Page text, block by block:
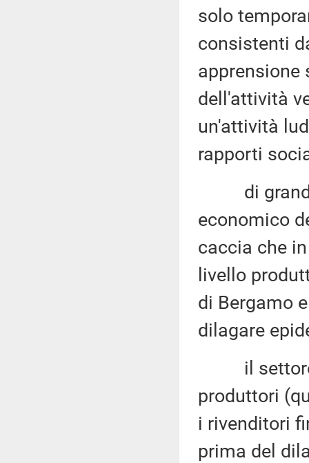
solo
consistenti
dell'attività
un'attività
rapporti
di grande
economico
caccia che
livello
di Bergamo
dilagare
il settore
produttori
i rivenditori
prima del